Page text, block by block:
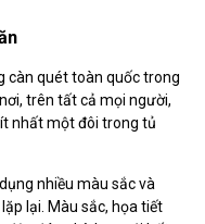
càn quét toàn quốc trong
trên tất cả mọi người,
nhất một đôi trong tủ
nhiều màu sắc và
lại. Màu sắc, họa tiết